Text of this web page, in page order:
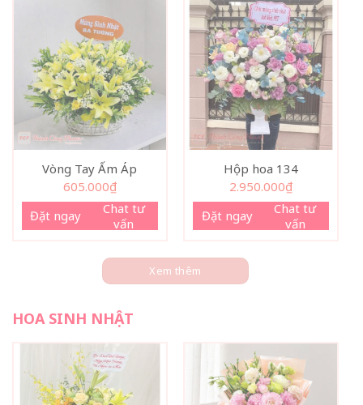
Vòng Tay Ấm Áp
605.000₫
Đặt ngay
Chat tư
vấn
Hộp hoa 134
2.950.000₫
Đặt ngay
Chat tư
vấn
Xem thêm
HOA SINH NHẬT